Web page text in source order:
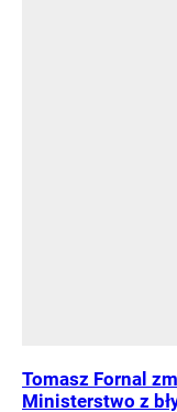
Tomasz Fornal
Ministerstwo z